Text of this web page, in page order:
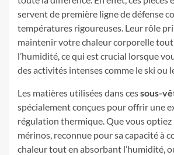
servent de première ligne de défense
températures rigoureuses. Leur rôle
maintenir votre chaleur corporelle
l’humidité, ce qui est crucial lorsque
des activités intenses comme le ski ou
Les matières utilisées dans cessous-
spécialement conçues pour offrir une
régulation thermique. Que vous optiez
mérinos, reconnue pour sa capacité à
chaleur tout en absorbant l’humidité,